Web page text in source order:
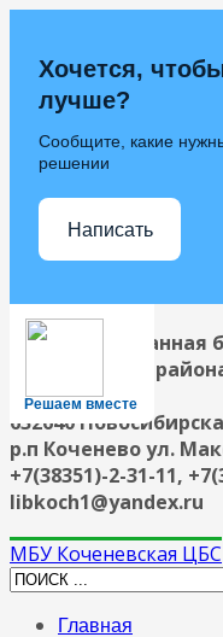
Решаем вместе
Хочется,
лучше?
Сообщите, какие
решении
Написать
Централизованная
Коченевского
632640
р.п Коченево ул.
+7(38351)-2-31-11,
libkoch1@yandex.ru
МБУ Коченевская ЦБС
Главная